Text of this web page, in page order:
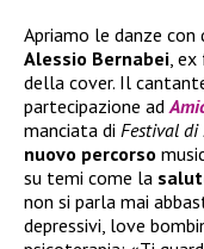
Apriamo le danze
Alessio Bernabei ,
della cover. Il
partecipazione ad
manciata di Festival di
nuovo percorso
su temi come la
non si parla mai
depressivi, love